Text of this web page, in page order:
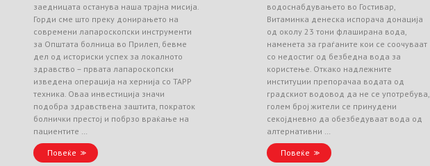
заедницата останува наша трајна мисија.
Горди сме што преку донирањето на
современи лапароскопски инструменти
за Општата болница во Прилеп, бевме
дел од историски успех за локалното
здравство – првата лапароскопски
изведена операција на хернија со TAPP
техника. Оваа инвестиција значи
подобра здравствена заштита, пократок
болнички престој и побрзо враќање на
пациентите …
Повеќе
водоснабдувањето во Гостивар,
Витаминка денеска испорача донација
од околу 23 тони флаширана вода,
наменета за граѓаните кои се соочуваат
со недостиг од безбедна вода за
користење. Откако надлежните
институции препорачаа водата од
градскиот водовод да не се употребува,
голем број жители се принудени
секојдневно да обезбедуваат вода од
алтернативни …
Повеќе